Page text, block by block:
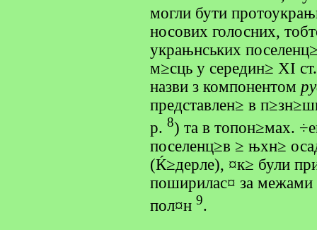
могли бути
носових голосних,
украњнських
м≥сць у середин≥ XI
назви з компонентом
представлен≥ в
р. 8) та в топон≥мах.
поселенц≥в ≥ њхн≥
(Ќ≥дерле), ¤к≥ були
поширилас¤ за межами
пол¤н 9.